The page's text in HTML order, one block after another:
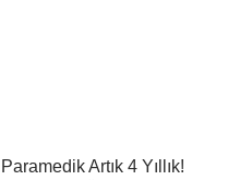
Paramedik Artık 4 Yıllık!